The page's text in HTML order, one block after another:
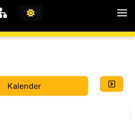
MyWiNA
Kalender